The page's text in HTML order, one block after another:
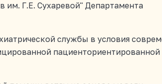
им. Г.Е. Сухаревой" Департамента
службы в условия
пациенториентированной